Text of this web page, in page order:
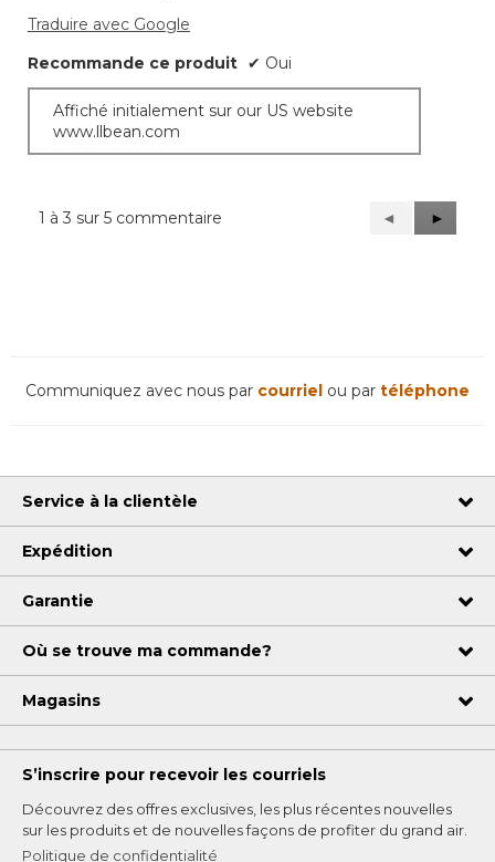
Traduire avec Google
Recommande ce produit ✔ Oui
Affiché initialement sur our US website
www.llbean.com
1 à 3 sur 5 commentaire
Précédent
Reviews
◄
Suivant
Reviews
►
Communiquez avec nous par courriel ou par téléphone
Service à la clientèle
Expédition
Garantie
Où se trouve ma commande?
Magasins
S’inscrire pour recevoir les courriels
Découvrez des offres exclusives, les plus récentes nouvelles
sur les produits et de nouvelles façons de profiter du grand air.
Politique de confidentialité